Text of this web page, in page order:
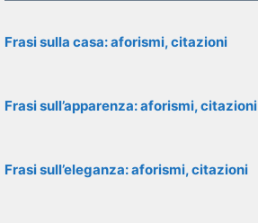
Frasi sulla casa: aforismi, citazioni
Frasi sull’apparenza: aforismi, citazioni
Frasi sull’eleganza: aforismi, citazioni